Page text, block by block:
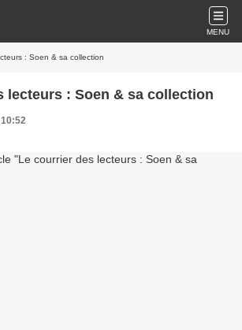
MENU
: Soen & sa collection
lecteurs : Soen & sa collection